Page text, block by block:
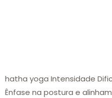
hatha yoga Intensidade
Ênfase na postura e